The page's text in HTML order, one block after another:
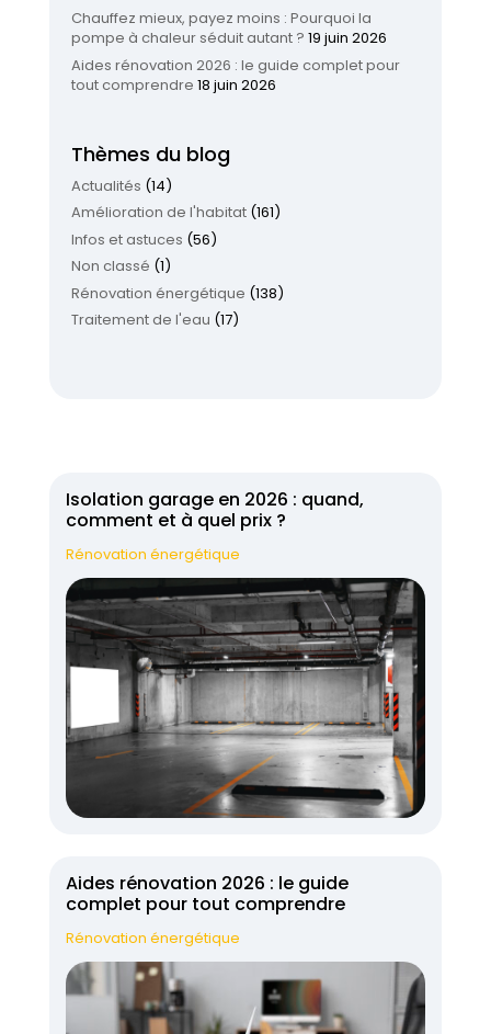
Chauffez mieux, payez moins : Pourquoi la
pompe à chaleur séduit autant ? 19 juin 2026
Aides rénovation 2026 : le guide complet pour
tout comprendre 18 juin 2026
Thèmes du blog
Actualités (14)
Amélioration de l'habitat(161)
Infos et astuces (56)
Non classé (1)
Rénovation énergétique (138)
Traitement de l'eau (17)
Isolation garage en 2026 : quand,
comment et à quel prix ?
Rénovation énergétique
Aides rénovation 2026 : le guide
complet pour tout comprendre
Rénovation énergétique